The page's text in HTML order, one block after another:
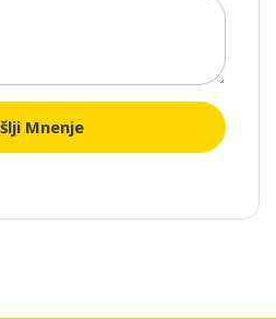
Mnenje